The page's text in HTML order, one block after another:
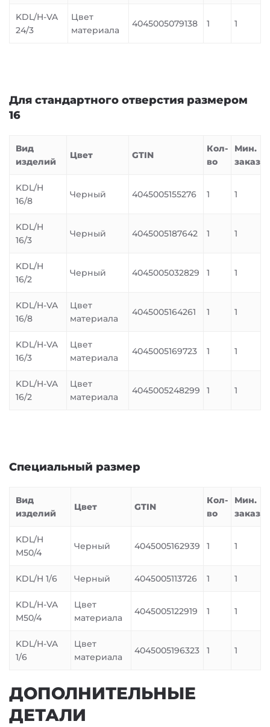
KDL/H-VA
24/3
Цвет
материала
4045005079138 1 1
Для стандартного отверстия размером
16
Вид
изделий
Цвет GTIN
Кол-
во
Мин.
заказ
KDL/H
16/8
Черный 4045005155276 1 1
KDL/H
16/3
Черный 4045005187642 1 1
KDL/H
16/2
Черный 4045005032829 1 1
KDL/H-VA
16/8
Цвет
материала
4045005164261 1 1
KDL/H-VA
16/3
Цвет
материала
4045005169723 1 1
KDL/H-VA
16/2
Цвет
материала
4045005248299 1 1
Специальный размер
Вид
изделий
Цвет GTIN
Кол-
во
Мин.
заказ
KDL/H
M50/4
Черный 4045005162939 1 1
KDL/H 1/6 Черный 4045005113726 1 1
KDL/H-VA
M50/4
Цвет
материала
4045005122919 1 1
KDL/H-VA
1/6
Цвет
материала
4045005196323 1 1
ДОПОЛНИТЕЛЬНЫЕ
ДЕТАЛИ